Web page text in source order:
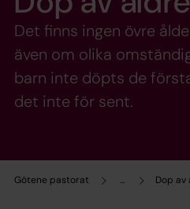
Götene pastorat ... Dop
Det finns ingen övre
även om olika
barn inte döpts de
det inte för sent.